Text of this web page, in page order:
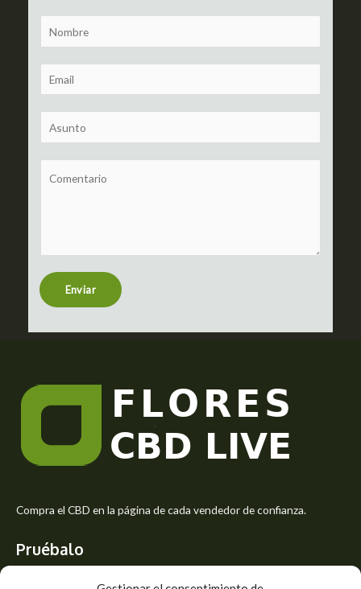
a
m
m
a
u
b
t
r
s
e
Enviar
Compra el CBD en la página de cada vendedor de confianza.
Pruébalo
Siente el mejor aroma de las flores CBD y usa los beneficios del